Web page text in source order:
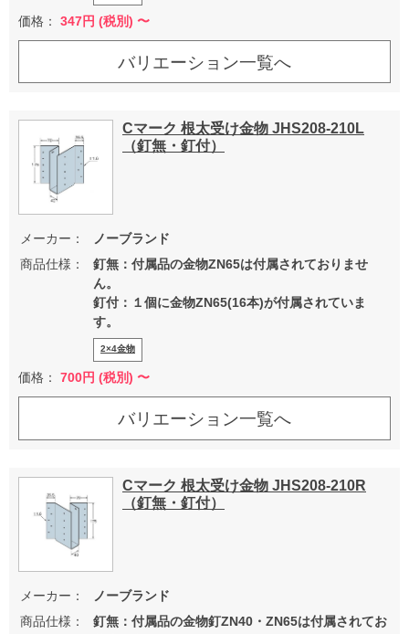
価格： 347円 (税別) 〜
バリエーション一覧へ
Cマーク 根太受け金物 JHS208-210L
（釘無・釘付）
メーカー：
ノーブランド
商品仕様：
釘無：付属品の金物ZN65は付属されておりませ
ん。
釘付：１個に金物ZN65(16本)が付属されていま
す。
2×4金物
価格： 700円 (税別) 〜
バリエーション一覧へ
Cマーク 根太受け金物 JHS208-210R
（釘無・釘付）
メーカー：
ノーブランド
商品仕様：
釘無：付属品の金物釘ZN40・ZN65は付属されてお